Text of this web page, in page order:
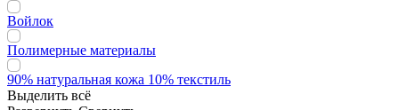
Войлок
Полимерные материалы
90% натуральная кожа 10% текстиль
Выделить всё